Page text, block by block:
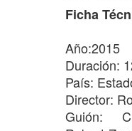
Ficha
Año:2015
Duración:
País:
Director:
Guión: